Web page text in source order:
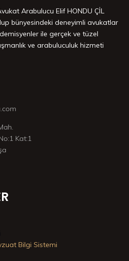
Arabulucu Elif HONDU ÇİL
bünyesindeki deneyimli avukatlar
ile gerçek ve tüzel
ve arabuluculuk hizmeti
Kat:1
Bilgi Sistemi